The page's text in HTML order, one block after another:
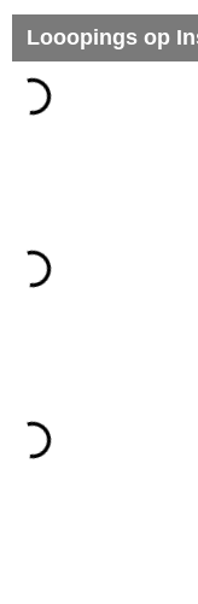
Looopings op